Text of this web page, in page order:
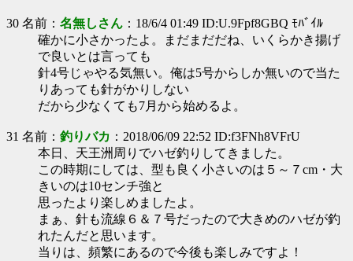
30 名前： 名無しさん ：18/6/4 01:49 ID:U.9Fpf8GBQ ﾓﾊﾞｲﾙ
確かに小さかったよ。まだまだだね、いくらかき揚げ
で良いとは言っても
針4号じゃやる気無い。俺は5号からしか無いので当た
りあっても針がかりしない
だから少なくても7月から始めるよ。
31 名前： 釣りバカ ：2018/06/09 22:52 ID:f3FNh8VFrU
本日、天王洲周りでハゼ釣りしてきました。
この時期にしては、型も良く小さいのは５～７cm・大
きいのは10センチ強と
思ったより楽しめましたよ。
まぁ、針も流線６＆７号だったので大きめのハゼが釣
れたんだと思います。
当りは、頻繁にあるので今後も楽しみですよ！